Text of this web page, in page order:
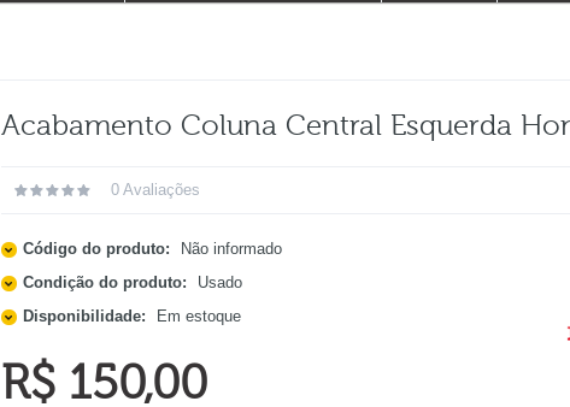
Acabamento Coluna Central Esquerda
0 Avaliações
Código do produto:
Não informado
Condição do produto:
Usado
Disponibilidade:
Em estoque
R$ 150,00